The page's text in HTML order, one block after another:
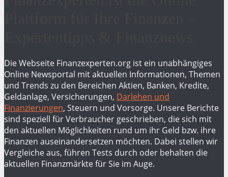
Die Webseite Finanzexperten.org ist ein unabhängiges
Online Newsportal mit aktuellen Informationen, Themen
und Trends zu den Bereichen Aktien, Banken, Kredite,
Geldanlage, Versicherungen, Darlehen und
Finanzierungen, Steuern und Vorsorge. Unsere Berichte
sind speziell für Verbraucher geschrieben, die sich mit
den aktuellen Möglichkeiten rund um ihr Geld bzw. ihre
Finanzen auseinandersetzen möchten. Dabei stellen wir
Vergleiche aus, führen Tests durch oder behalten die
aktuellen Finanzmärkte für Sie im Auge.